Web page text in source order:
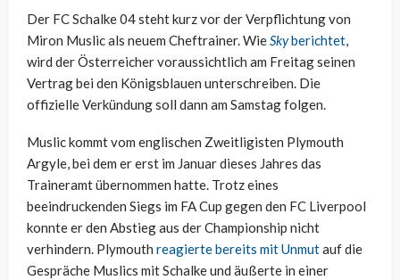
Der FC Schalke 04 steht kurz vor der Verpflichtung von
Miron Muslic als neuem Cheftrainer. WieSkyberichtet,
wird der Österreicher voraussichtlich am Freitag seinen
Vertrag bei den Königsblauen unterschreiben. Die
offizielle Verkündung soll dann am Samstag folgen.
Muslic kommt vom englischen Zweitligisten Plymouth
Argyle, bei dem er erst im Januar dieses Jahres das
Traineramt übernommen hatte. Trotz eines
beeindruckenden Siegs im FA Cup gegen den FC Liverpool
konnte er den Abstieg aus der Championship nicht
verhindern. Plymouth reagierte bereits mit Unmutauf die
Gespräche Muslics mit Schalke und äußerte in einer